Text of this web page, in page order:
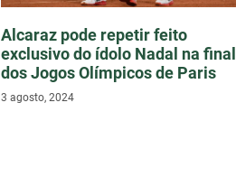
Alcaraz pode repetir feito
exclusivo do ídolo Nadal na final
dos Jogos Olímpicos de Paris
3 agosto, 2024